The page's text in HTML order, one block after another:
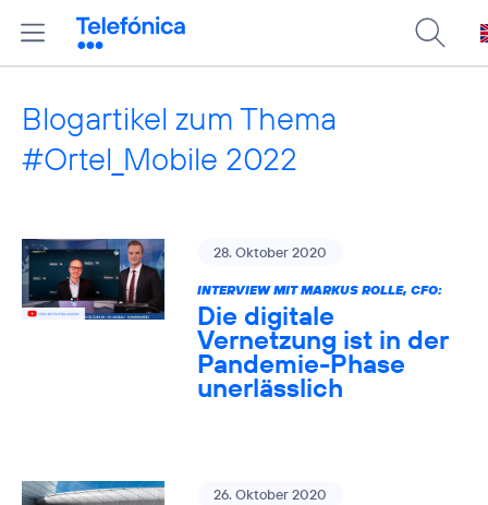
Blogartikel zum Thema
#Ortel_Mobile 2022
28. Oktober 2020
INTERVIEW MIT MARKUS ROLLE, CFO:
Die digitale
Vernetzung ist in der
Pandemie-Phase
unerlässlich
26. Oktober 2020